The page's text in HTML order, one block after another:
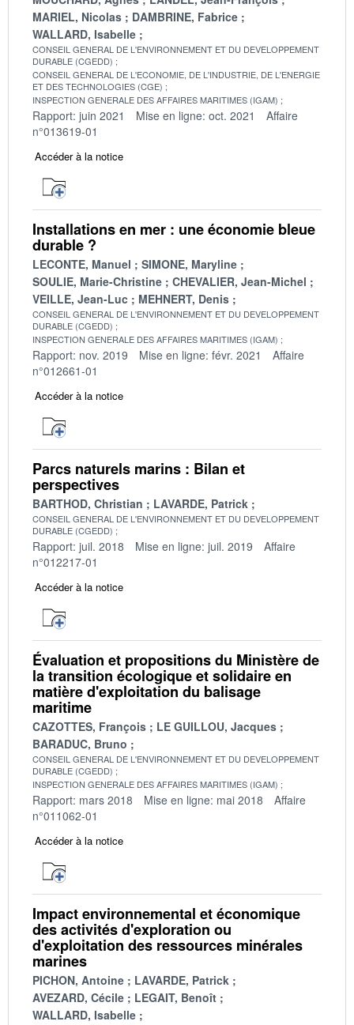
MARIEL, Nicolas
DAMBRINE, Fabrice
WALLARD, Isabelle
CONSEIL GENERAL DE L'ENVIRONNEMENT ET DU DEVELOPPEMENT
DURABLE (CGEDD)
CONSEIL GENERAL DE L'ECONOMIE, DE L'INDUSTRIE, DE L'ENERGIE
ET DES TECHNOLOGIES (CGE)
INSPECTION GENERALE DES AFFAIRES MARITIMES (IGAM)
Rapport: juin 2021 Mise en ligne: oct. 2021
Affaire
n°013619-01
Accéder à la notice
Installations en mer : une économie bleue
durable ?
LECONTE, Manuel
SIMONE, Maryline
SOULIE, Marie-Christine
CHEVALIER, Jean-Michel
VEILLE, Jean-Luc
MEHNERT, Denis
CONSEIL GENERAL DE L'ENVIRONNEMENT ET DU DEVELOPPEMENT
DURABLE (CGEDD)
INSPECTION GENERALE DES AFFAIRES MARITIMES (IGAM)
Rapport: nov. 2019 Mise en ligne: févr. 2021
Affaire
n°012661-01
Accéder à la notice
Parcs naturels marins : Bilan et
perspectives
BARTHOD, Christian LAVARDE, Patrick
CONSEIL GENERAL DE L'ENVIRONNEMENT ET DU DEVELOPPEMENT
DURABLE (CGEDD)
Rapport: juil. 2018 Mise en ligne: juil. 2019
Affaire
n°012217-01
Accéder à la notice
Évaluation et propositions du Ministère de
la transition écologique et solidaire en
matière d'exploitation du balisage
maritime
CAZOTTES, François
LE GUILLOU, Jacques
BARADUC, Bruno
CONSEIL GENERAL DE L'ENVIRONNEMENT ET DU DEVELOPPEMENT
DURABLE (CGEDD)
INSPECTION GENERALE DES AFFAIRES MARITIMES (IGAM)
Rapport: mars 2018 Mise en ligne: mai 2018
Affaire
n°011062-01
Accéder à la notice
Impact environnemental et économique
des activités d'exploration ou
d'exploitation des ressources minérales
marines
PICHON, Antoine
LAVARDE, Patrick
AVEZARD, Cécile
LEGAIT, Benoît
WALLARD, Isabelle